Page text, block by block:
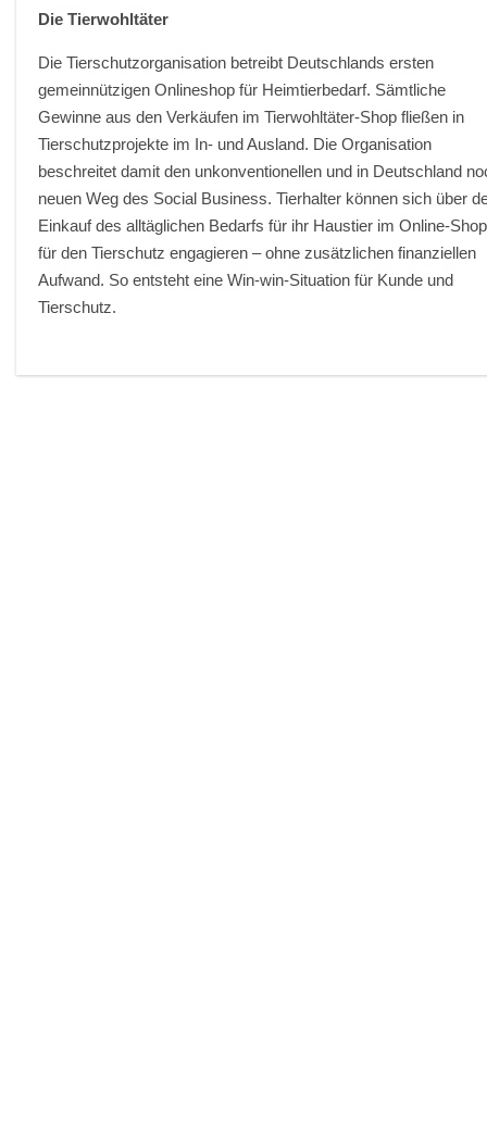
Die Tierwohltäter
Die Tierschutzorganisation betreibt Deutschlands ersten
gemeinnützigen Onlineshop für Heimtierbedarf. Sämtliche
Gewinne aus den Verkäufen im Tierwohltäter-Shop fließen in
Tierschutzprojekte im In- und Ausland. Die Organisation
beschreitet damit den unkonventionellen und in Deutschland
neuen Weg des Social Business. Tierhalter können sich über
Einkauf des alltäglichen Bedarfs für ihr Haustier im Online-Shop
für den Tierschutz engagieren – ohne zusätzlichen finanziellen
Aufwand. So entsteht eine Win-win-Situation für Kunde und
Tierschutz.